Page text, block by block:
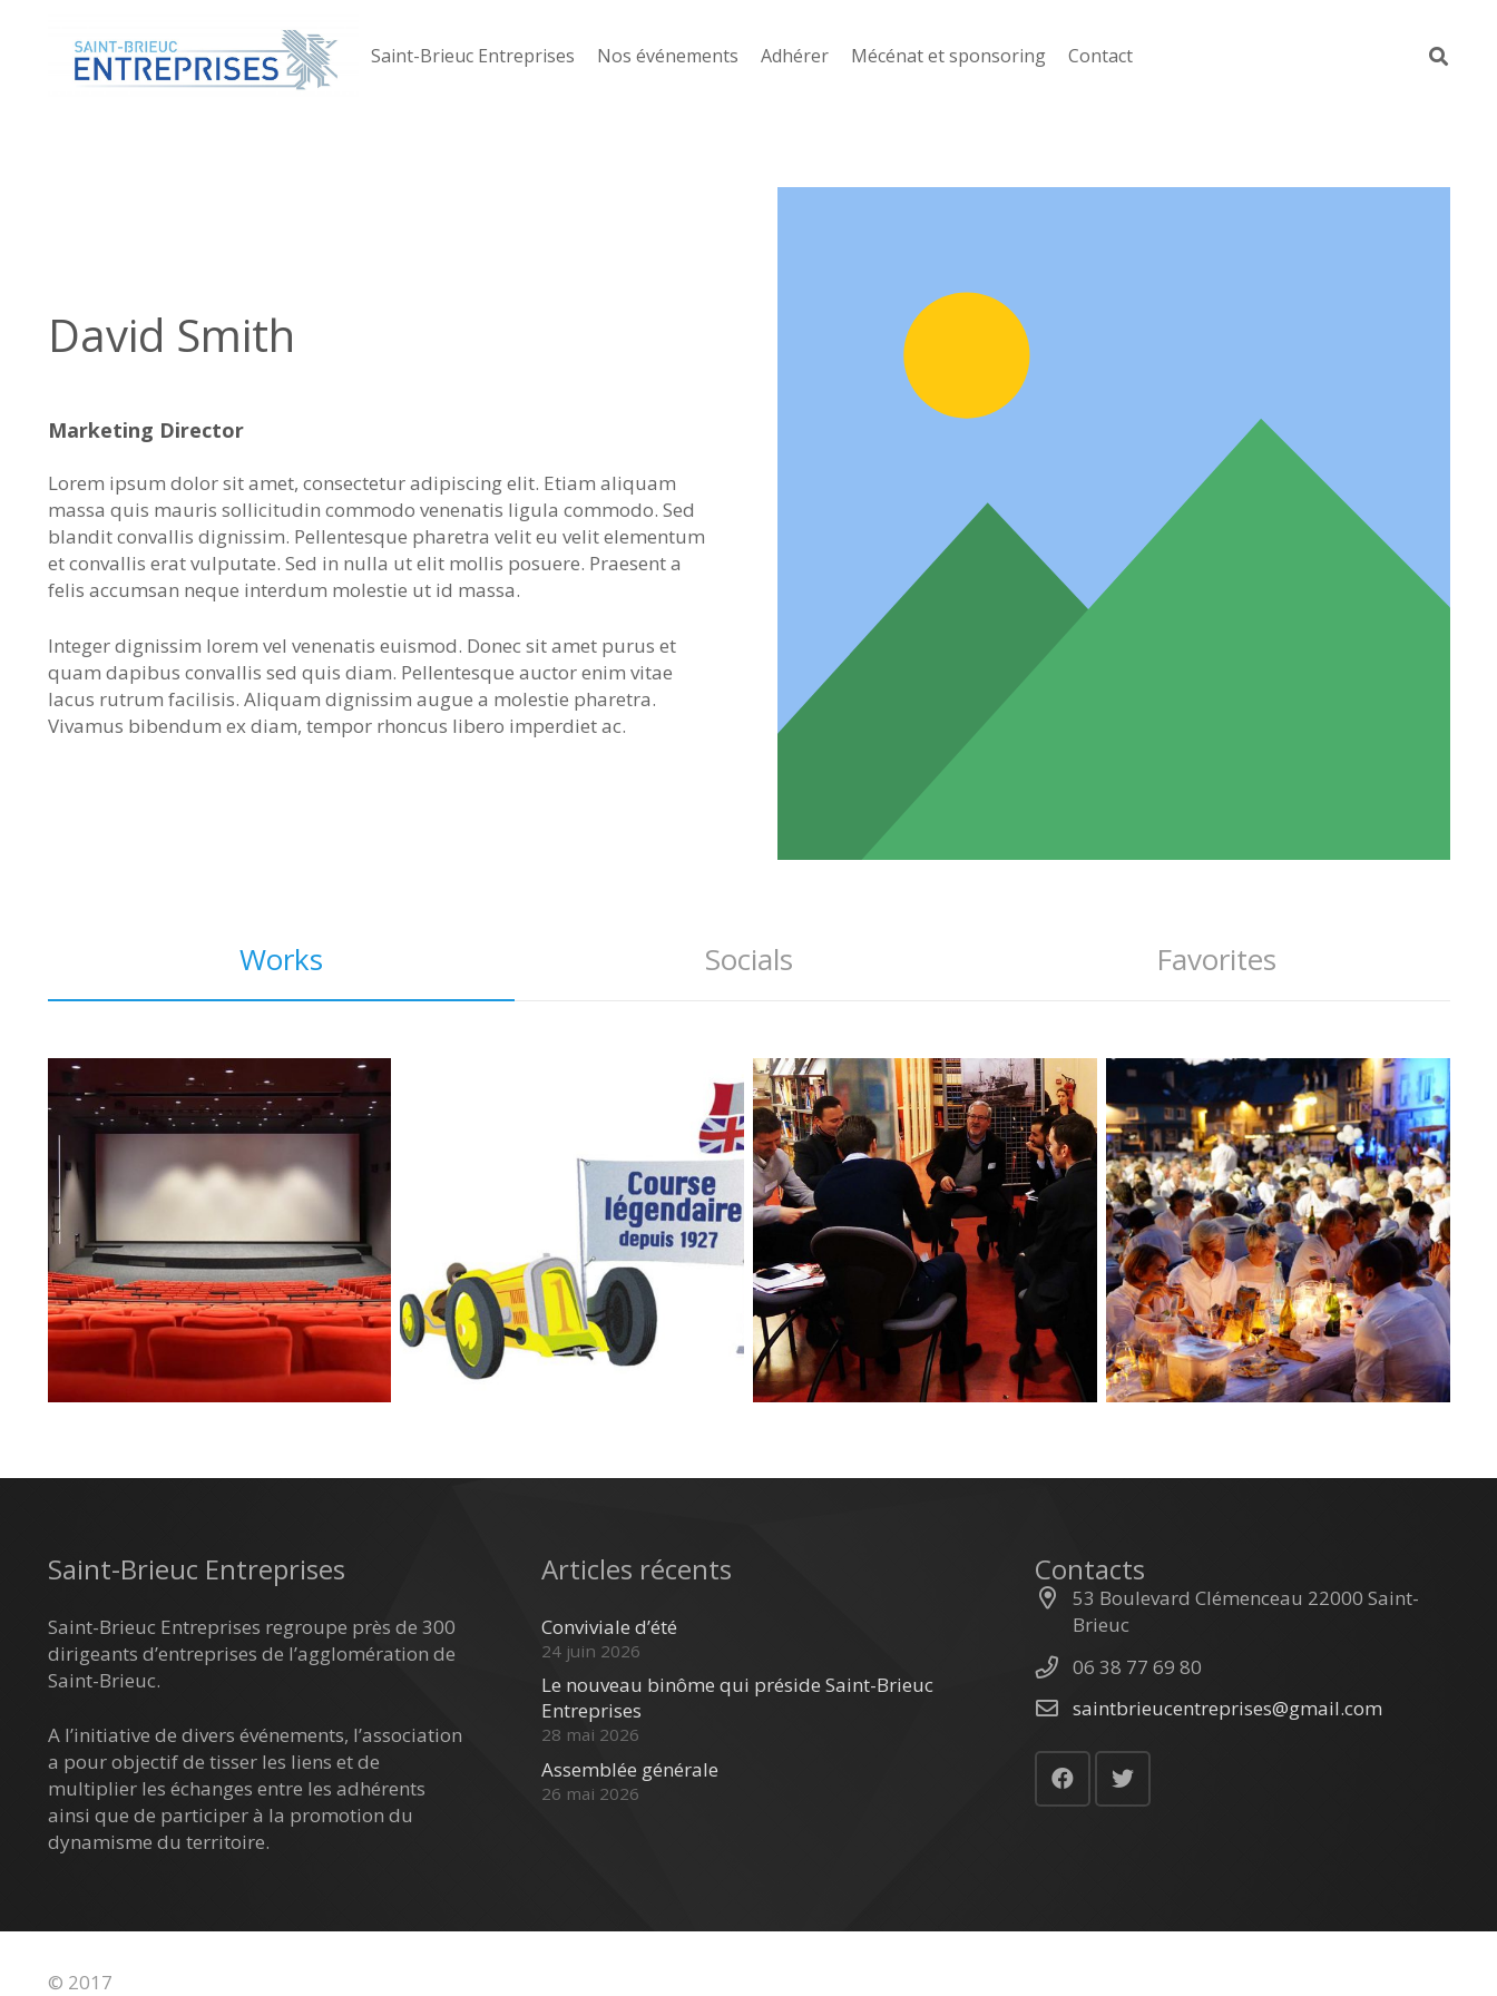
Saint-Brieuc Entreprises Nos événements Adhérer Mécénat et sponsoring Contact
David Smith
Marketing Director
Lorem ipsum dolor sit amet, consectetur adipiscing elit. Etiam aliquam
massa quis mauris sollicitudin commodo venenatis ligula commodo. Sed
blandit convallis dignissim. Pellentesque pharetra velit eu velit elementum
et convallis erat vulputate. Sed in nulla ut elit mollis posuere. Praesent a
felis accumsan neque interdum molestie ut id massa.
Integer dignissim lorem vel venenatis euismod. Donec sit amet purus et
quam dapibus convallis sed quis diam. Pellentesque auctor enim vitae
lacus rutrum facilisis. Aliquam dignissim augue a molestie pharetra.
Vivamus bibendum ex diam, tempor rhoncus libero imperdiet ac.
Works Socials Favorites
Saint-Brieuc Entreprises
Saint-Brieuc Entreprises regroupe près de 300
dirigeants d’entreprises de l’agglomération de
Saint-Brieuc.
A l’initiative de divers événements, l’association
a pour objectif de tisser les liens et de
multiplier les échanges entre les adhérents
ainsi que de participer à la promotion du
dynamisme du territoire.
Articles récents
Conviviale d’été
24 juin 2026
Le nouveau binôme qui préside Saint-Brieuc
Entreprises
28 mai 2026
Assemblée générale
26 mai 2026
Contacts
53 Boulevard Clémenceau 22000 Saint-
Brieuc
06 38 77 69 80
saintbrieucentreprises@gmail.com
© 2017